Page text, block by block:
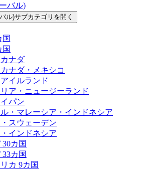
バル)
ル)サブカテゴリを開く
国
国
ナダ
ナダ・メキシコ
イルランド
ア・ニュージーランド
パン
・マレーシア・インドネシア
スウェーデン
インドネシア
カ国
カ国
カ 9カ国